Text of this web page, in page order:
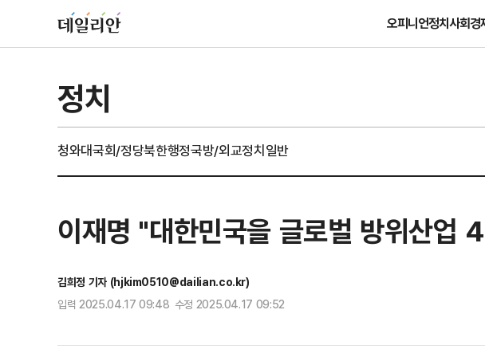
오피니언정치사회경
정치
청와대국회/정당북한행정국방/외교정치일반
이재명 "대한민국을 글로벌 방위산업
김희정 기자 (hjkim0510@dailian.co.kr)
입력 2025.04.17 09:48 수정 2025.04.17 09:52